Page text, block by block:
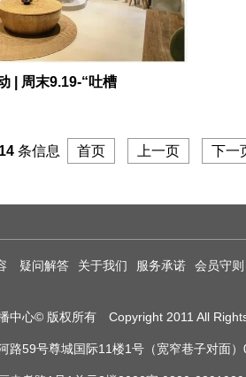
| 周末9.19-“吐槽
14条信息 首页 上一页 下一
疑问解答 关于我们 服务承诺 会员守则
中心© 版权所有 Copyright 2011 All
路59号尊城国际11楼1号（宽窄巷子对面